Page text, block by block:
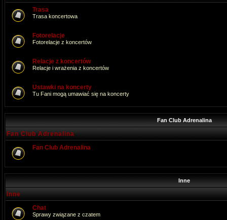
Trasa
Trasa koncertowa
Fotorelacje
Fotorelacje z koncertów
Relacje z koncertów
Relacje i wrażenia z koncertów
Ustawki na koncerty
Tu Fani mogą umawiać się na koncerty
Fan Club Adrenalina
Fan Club Adrenalina
Fan Club Adrenalina
Inne
Inne
Chat
Sprawy związane z czatem